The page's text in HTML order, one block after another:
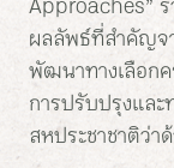
ผลลัพธ์ที่สำคัญจ
พัฒนาทางเลือกค
การปรับปรุงแล
สหประชาชาติว่